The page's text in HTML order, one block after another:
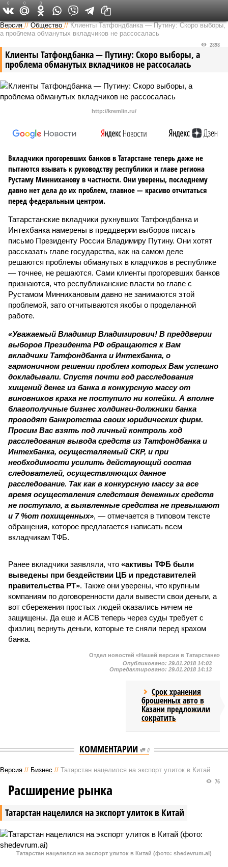
Версия в Татарстане
Версия //Общество //Клиенты Татфондбанка — Путину: Скоро выборы,
а проблема обманутых вкладчиков не рассосалась
Клиенты Татфондбанка — Путину: Скоро выборы, а
проблема обманутых вкладчиков не рассосалась
2898
http://kremlin.ru/
Вкладчики прогоревших банков в Татарстане теперь даже не
пытаются взывать к руководству республики и главе региона
Рустаму Минниханову в частности. Они уверены, последнему
давно нет дела до их проблем, главное — красиво отчитаться
перед федеральным центром.
Татарстанские вкладчики рухнувших Татфондбанка и
Интехбанка намерены в преддверии выборов писать
письмо Президенту России Владимиру Путину. Они хотят
рассказать главе государства, как на самом деле
решаются проблемы обманутых в кладчиков в республике
— точнее, не решаются. Сами клиенты прогоревших банков
признаются, что республиканские власти во главе с
Рустамом Миннихановым давно не занимаются этой
проблемой, зато отчитываются якобы о проделанной
работе.
«Уважаемый Владимир Владимирович! В преддверии
выборов Президента РФ обращаются к Вам
вкладчики Татфондбанка и Интехбанка, о
гармоничном решении проблем которых Вам успешно
докладывали. Спустя почти год расследования
хищений денег из банка в конкурсную массу от
виновников краха не поступило ни копейки. А вполне
благополучные бизнес холдинги-должники банка
проводят банкротства своих юридических фирм.
Просим Вас взять под личный контроль ход
расследования вывода средств из Татфондбанка и
Интехбанка, осуществляемый СКР, и при
необходимости усилить действующий состав
следователей, осуществляющих данное
расследование. Так как в конкурсную массу за все
время осуществления следствия денежных средств
не поступало, а выявленные средства не превышают
и 7 %от похищенных», — отмечается в типовом тексте
обращения, которое предлагается написать всем
вкладчикам ТФБ.
Ранее вкладчики заявляли, что «активы ТФБ были
выведены при бездействии ЦБ и представителей
правительства РТ». Также они уверены, что крупным
компаниям по договоренности дали вывести свои деньги, а
вот сбережения простых людей оказались ничем не
защищены. Да еще и АСВ теперь через суды требует с
физлиц вернуть деньги, которые те сняли перед крахом
банка.
0 0 0
Отдел новостей «Нашей версии в Татарстане»
Опубликовано: 29.01.2018 14:03
Отредактировано: 29.01.2018 14:13
Срок хранения
брошенных авто в
Казани предложили
сократить
КОММЕНТАРИИ 0
Версия // Бизнес // Татарстан нацелился на экспорт улиток в Китай
Татарстан нацелился на экспорт улиток в Китай
76
Расширение рынка
Татарстан нацелился на экспорт улиток в Китай (фото: shedevrum.ai)